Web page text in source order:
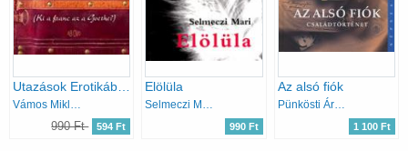
Vámos Miklós
990 Ft 594 Ft
Elölüla
Selmeczi Mari
990 Ft
Az alsó fiók
Pünkösti Árpád
1 100 Ft